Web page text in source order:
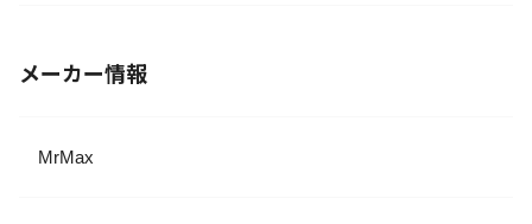
メーカー情報
MrMax